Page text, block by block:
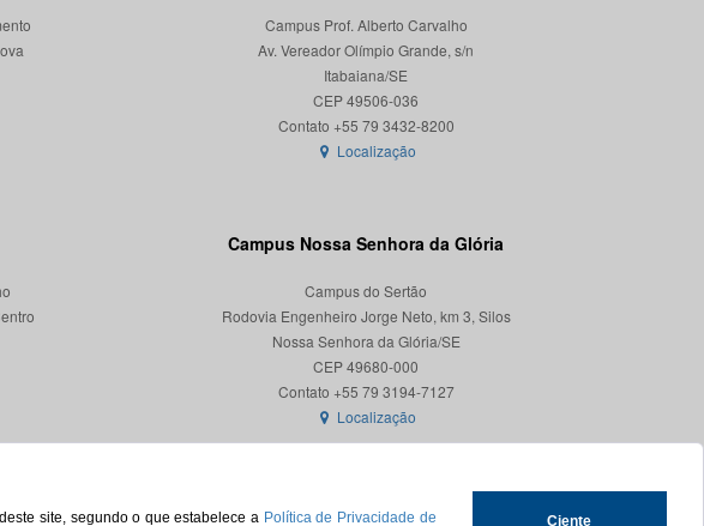
site, segundo o que estabelece a Política de Privacidade de Ciente
Campus Prof. Alberto Carvalho
Av. Vereador Olímpio Grande, s/n
Itabaiana/SE
CEP 49506-036
Localização
Campus Nossa Senhora da Glória
Campus do Sertão
Rodovia Engenheiro Jorge Neto, km 3, Silos
Nossa Senhora da Glória/SE
CEP 49680-000
Contato +55 79 3194-7127
Localização